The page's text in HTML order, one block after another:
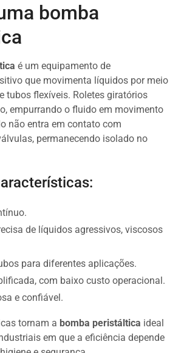
bomba
é um equipamento de
que movimenta líquidos por meio
tubos flexíveis. Roletes giratórios
empurrando o fluido em movimento
não entra em contato com
permanecendo isolado no
de líquidos agressivos, viscosos
para diferentes aplicações.
com baixo custo operacional.
e confiável.
tornam a bomba peristáltica ideal
em que a eficiência depende